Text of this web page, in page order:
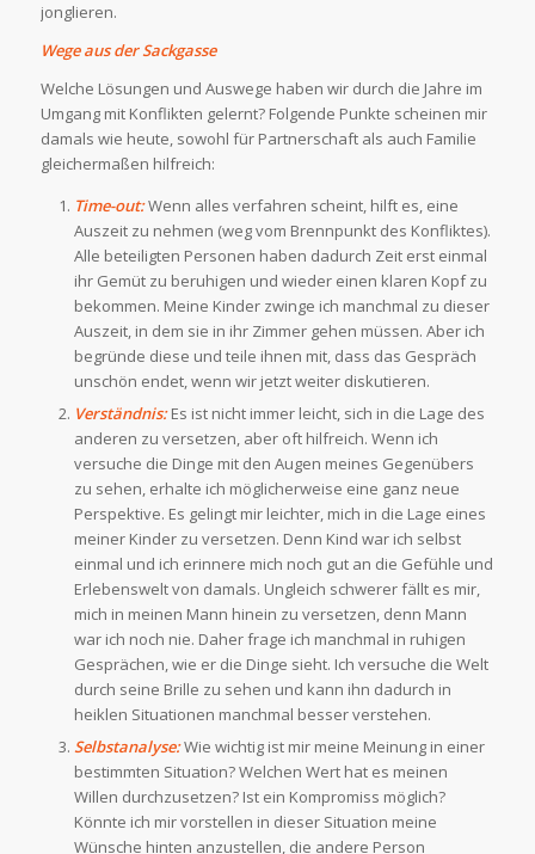
jonglieren.
Wege aus der Sackgasse
Welche Lösungen und Auswege haben wir durch die Jahre im
Umgang mit Konflikten gelernt? Folgende Punkte scheinen mir
damals wie heute, sowohl für Partnerschaft als auch Familie
gleichermaßen hilfreich:
Time-out:Wenn alles verfahren scheint, hilft es, eine
Auszeit zu nehmen (weg vom Brennpunkt des Konfliktes).
Alle beteiligten Personen haben dadurch Zeit erst einmal
ihr Gemüt zu beruhigen und wieder einen klaren Kopf zu
bekommen. Meine Kinder zwinge ich manchmal zu dieser
Auszeit, in dem sie in ihr Zimmer gehen müssen. Aber ich
begründe diese und teile ihnen mit, dass das Gespräch
unschön endet, wenn wir jetzt weiter diskutieren.
Verständnis:Es ist nicht immer leicht, sich in die Lage des
anderen zu versetzen, aber oft hilfreich. Wenn ich
versuche die Dinge mit den Augen meines Gegenübers
zu sehen, erhalte ich möglicherweise eine ganz neue
Perspektive. Es gelingt mir leichter, mich in die Lage eines
meiner Kinder zu versetzen. Denn Kind war ich selbst
einmal und ich erinnere mich noch gut an die Gefühle und
Erlebenswelt von damals. Ungleich schwerer fällt es mir,
mich in meinen Mann hinein zu versetzen, denn Mann
war ich noch nie. Daher frage ich manchmal in ruhigen
Gesprächen, wie er die Dinge sieht. Ich versuche die Welt
durch seine Brille zu sehen und kann ihn dadurch in
heiklen Situationen manchmal besser verstehen.
Selbstanalyse:Wie wichtig ist mir meine Meinung in einer
bestimmten Situation? Welchen Wert hat es meinen
Willen durchzusetzen? Ist ein Kompromiss möglich?
Könnte ich mir vorstellen in dieser Situation meine
Wünsche hinten anzustellen, die andere Person